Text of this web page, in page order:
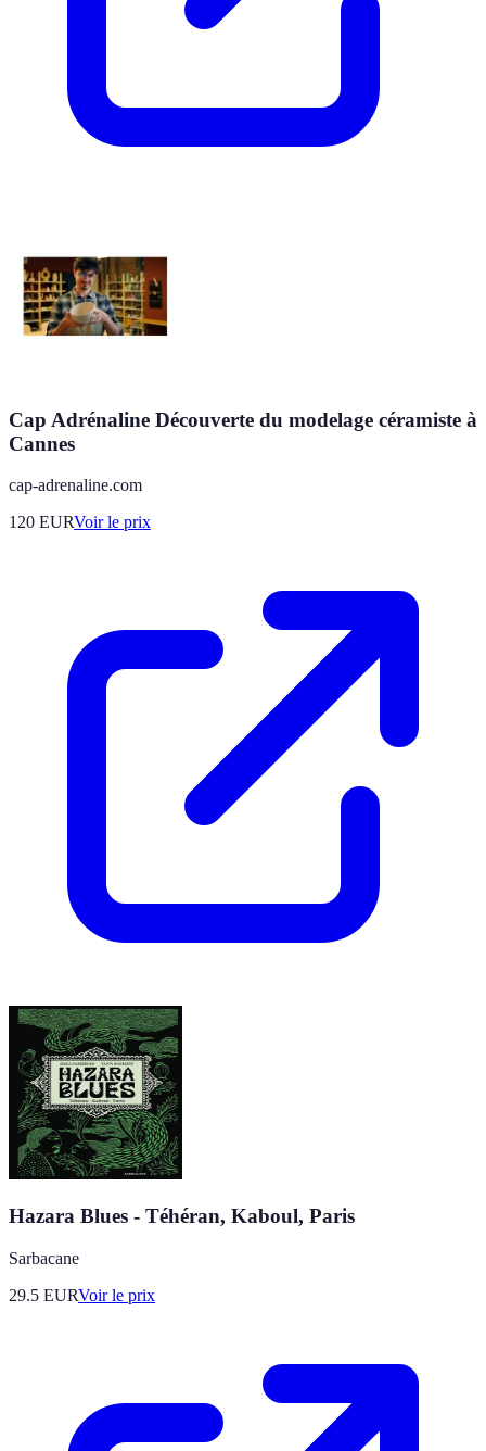
Cap Adrénaline Découverte du modelage céramiste à
Cannes
cap-adrenaline.com
120 EURVoir le prix
Hazara Blues - Téhéran, Kaboul, Paris
Sarbacane
29.5 EURVoir le prix